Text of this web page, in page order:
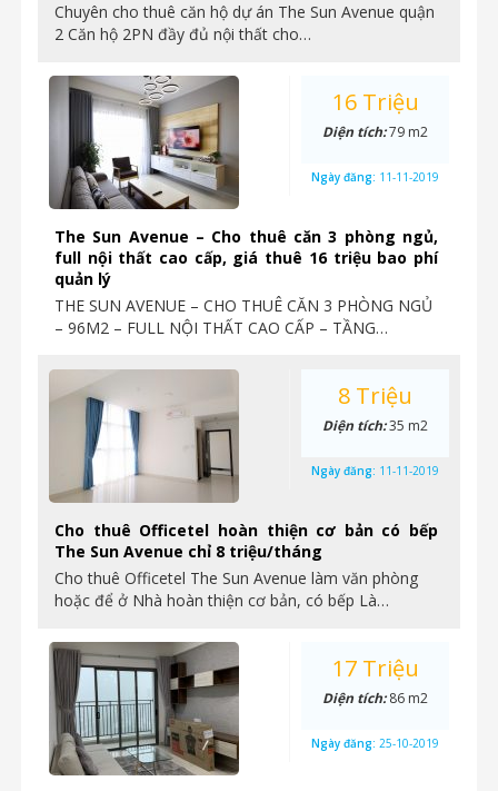
Chuyên cho thuê căn hộ dự án The Sun Avenue quận
2 Căn hộ 2PN đầy đủ nội thất cho…
The Sun Avenue – Cho thuê căn 3 phòng ngủ,
full nội thất cao cấp, giá thuê 16 triệu bao phí
quản lý
THE SUN AVENUE – CHO THUÊ CĂN 3 PHÒNG NGỦ
– 96M2 – FULL NỘI THẤT CAO CẤP – TẦNG…
16 Triệu
Diện tích:79 m2
Ngày đăng: 11-11-2019
Cho thuê Officetel hoàn thiện cơ bản có bếp
The Sun Avenue chỉ 8 triệu/tháng
Cho thuê Officetel The Sun Avenue làm văn phòng
hoặc để ở Nhà hoàn thiện cơ bản, có bếp Là…
8 Triệu
Diện tích:35 m2
Ngày đăng: 11-11-2019
17 Triệu
Diện tích:86 m2
Ngày đăng: 25-10-2019